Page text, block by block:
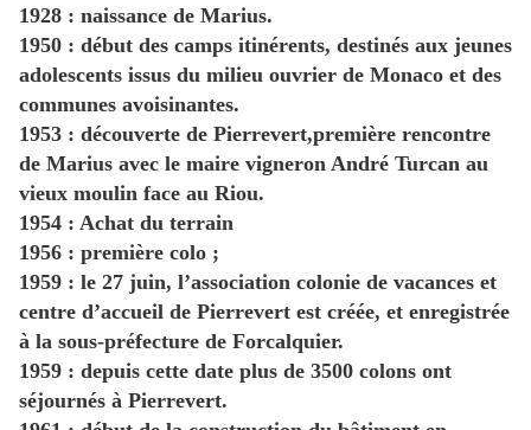
1928 : naissance de Marius.
1950 : début des camps itinérents, destinés aux jeunes
adolescents issus du milieu ouvrier de Monaco et des
communes avoisinantes.
1953 : découverte de Pierrevert,première rencontre
de Marius avec le maire vigneron André Turcan au
vieux moulin face au Riou.
1954 : Achat du terrain
1956 : première colo ;
1959 : le 27 juin, l’association colonie de vacances et
centre d’accueil de Pierrevert est créée, et enregistrée
à la sous-préfecture de Forcalquier.
1959 : depuis cette date plus de 3500 colons ont
séjournés à Pierrevert.